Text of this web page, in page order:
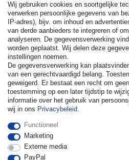
© Copyright 2026 | Alle rechten
reserved. Prices incl. VAT. 19% VAT
| * Applies to deliveries to the UK!
Wij gebruiken cookies en soortgelijke
verwerken persoonlijke gegevens van
IP-adres), bijv. om inhoud en
van derde aanbieders te integreren of
analyseren. De gegevensverwerking
worden geplaatst. Wij delen deze
instellingen noemen.
De gegevensverwerking kan
van een gerechtvaardigd belang.
geweigerd. Er bestaat een recht om
toestemming op een later tijdstip te
informatie over het gebruik van
wij in ons Privacybeleid.
Functioneel
Marketing
Externe media
PayPal
Herroepingsrecht